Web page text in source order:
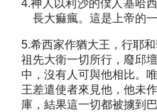
4.神人以利沙的僕人基哈
長大痲瘋。這是上帝的一
5.希西家作猶大王，行耶
祖先大衛一切所行，廢邱
中，沒有人可與他相比。
王差遣使者來見他，他未
庫，結果這一切都被擄到